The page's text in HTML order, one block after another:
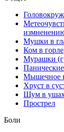
Мушки в
Ком в горле
Мурашки
Мышечное
Хруст в
Шум в
Прострел
Боли